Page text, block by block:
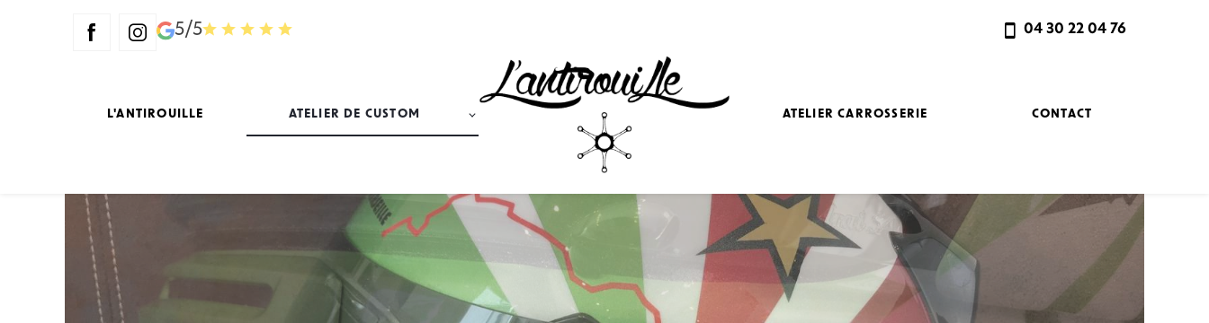
5/5 04 30 22 04 76
L'ANTIROUILLE ATELIER DE CUSTOM ATELIER CARROSSERIE CONTACT